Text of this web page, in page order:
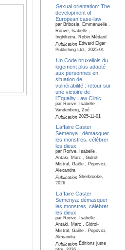
Sexual orientation: The
development of
European case-law
par Bribosia, Emmanuelle ,
Rorive, Isabelle ,
Inghilterra, Robin Médard
PublicationEdward Elgar
Publishing Ltd., 2025-01
Un Code bruxellois du
logement plus adapté
aux personnes en
situation de
vulnérabilité : retour sur
une victoire de
l’Equality Law Clinic
par Rorive, Isabelle ,
Vandenberg, Zoé
Publication2025-11-01
L’affaire Caster
Semenya : démasquer
les monstres, célébrer
les dieux
par Rorive, Isabelle ,
Antaki, Marc , Gidrol-
Mistral, Gaële , Popovici,
Alexandra
PublicationSherbrooke,
2026
L’affaire Caster
Semenya: démasquer
les monstres, célébrer
les dieux
par Rorive, Isabelle ,
Antaki, Marc , Gidrol-
Mistral, Gaële , Popovici,
Alexandra
PublicationÉditions juste